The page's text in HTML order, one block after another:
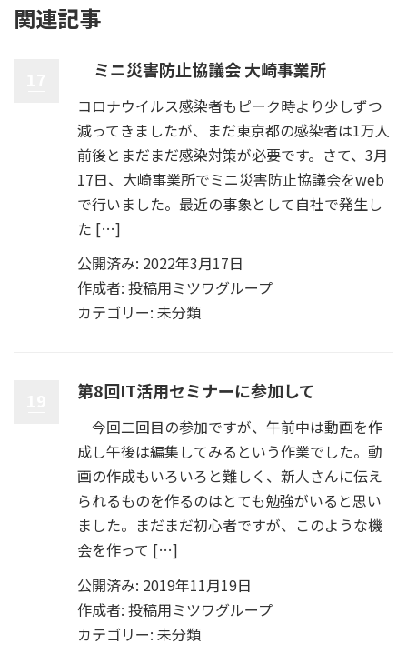
関連記事
ミニ災害防止協議会 大崎事業所
コロナウイルス感染者もピーク時より少しずつ
減ってきましたが、まだ東京都の感染者は1万人
前後とまだまだ感染対策が必要です。さて、3月
17日、大崎事業所でミニ災害防止協議会をweb
で行いました。最近の事象として自社で発生し
た […]
公開済み: 2022年3月17日
作成者: 投稿用ミツワグループ
カテゴリー: 未分類
第8回IT活用セミナーに参加して
今回二回目の参加ですが、午前中は動画を作
成し午後は編集してみるという作業でした。動
画の作成もいろいろと難しく、新人さんに伝え
られるものを作るのはとても勉強がいると思い
ました。まだまだ初心者ですが、このような機
会を作って […]
公開済み: 2019年11月19日
作成者: 投稿用ミツワグループ
カテゴリー: 未分類